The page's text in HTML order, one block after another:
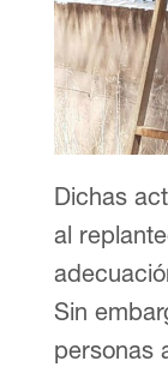
Dichas
al
Sin
personas